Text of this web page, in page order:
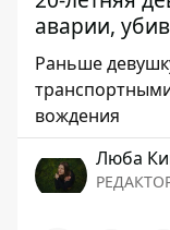
аварии,
Раньше
вождения
Люба